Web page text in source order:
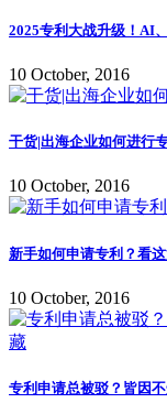
2025专利大战升级！AI
10 October, 2016
干货|出海企业如何进行
10 October, 2016
新手如何申请专利？看这
10 October, 2016
专利申请总被驳？皆因